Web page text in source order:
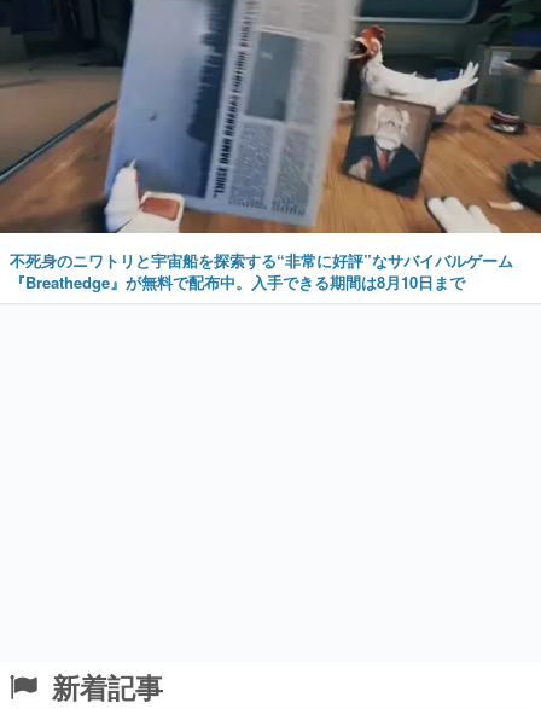
不死身のニワトリと宇宙船を探索する“非常に好評”なサバイバルゲーム
『Breathedge』が無料で配布中。入手できる期間は8月10日まで
新着記事